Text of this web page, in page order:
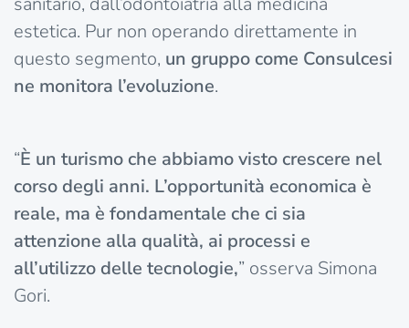
estetica. Pur non operando direttamente in
questo segmento, un gruppo come Consulcesi
ne monitora l’evoluzione.
“È un turismo che abbiamo visto crescere nel
corso degli anni. L’opportunità economica è
reale, ma è fondamentale che ci sia
attenzione alla qualità, ai processi e
all’utilizzo delle tecnologie,” osserva Simona
Gori.